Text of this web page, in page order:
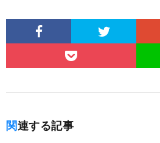
関連する記事